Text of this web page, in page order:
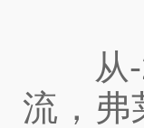
从-
流，弗